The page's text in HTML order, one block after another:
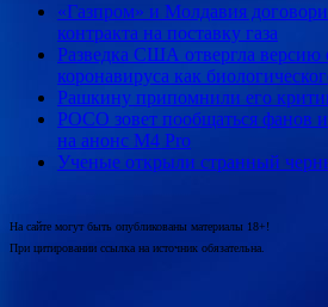
«Газпром» и Молдавия
контракта на поставку газа
Разведка США отвергла версию
коронавируса как
Рашкину припомнили его
POCO зовет пообщаться фанов
на анонс M4 Pro
Ученые открыли странный
На сайте могут быть опубликованы материалы 18+!
При цитировании ссылка на источник обязательна.